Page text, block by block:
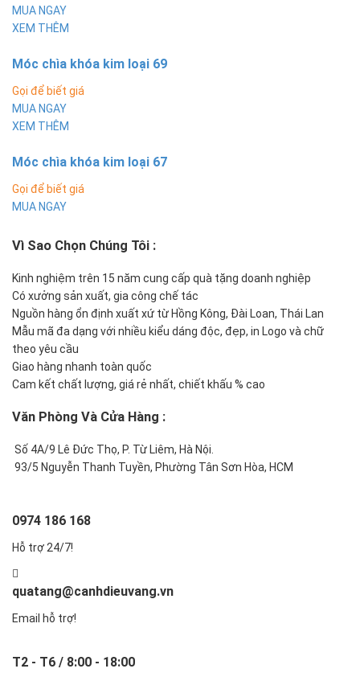
MUA NGAY
XEM THÊM
Móc chìa khóa kim loại 69
Gọi để biết giá
MUA NGAY
XEM THÊM
Móc chìa khóa kim loại 67
Gọi để biết giá
MUA NGAY
Vì Sao Chọn Chúng Tôi :
Kinh nghiệm trên 15 năm cung cấp quà tặng doanh nghiệp
Có xưởng sản xuất, gia công chế tác
Nguồn hàng ổn định xuất xứ từ Hồng Kông, Đài Loan, Thái Lan
Mẫu mã đa dạng với nhiều kiểu dáng độc, đẹp, in Logo và chữ
theo yêu cầu
Giao hàng nhanh toàn quốc
Cam kết chất lượng, giá rẻ nhất, chiết khấu % cao
Văn Phòng Và Cửa Hàng :
Số 4A/9 Lê Đức Thọ, P. Từ Liêm, Hà Nội.
93/5 Nguyễn Thanh Tuyền, Phường Tân Sơn Hòa, HCM
0974 186 168
Hỗ trợ 24/7!
quatang@canhdieuvang.vn
Email hỗ trợ!
T2 - T6 / 8:00 - 18:00